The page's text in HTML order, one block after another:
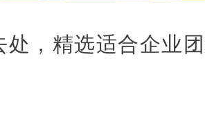
处，精选适合企业